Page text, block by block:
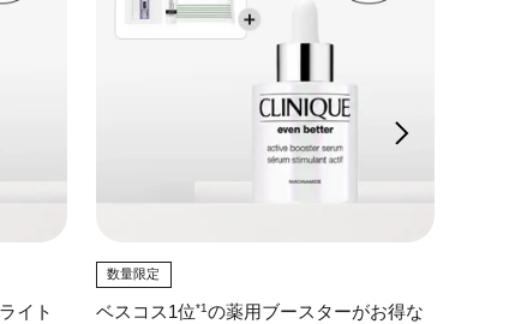
イト
数量限定
ベスコス1位*1の薬用ブースターがお得な